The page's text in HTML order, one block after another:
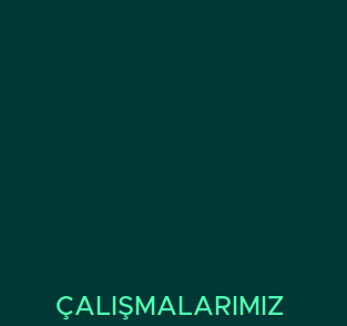
ÇALIŞMALARIMIZ